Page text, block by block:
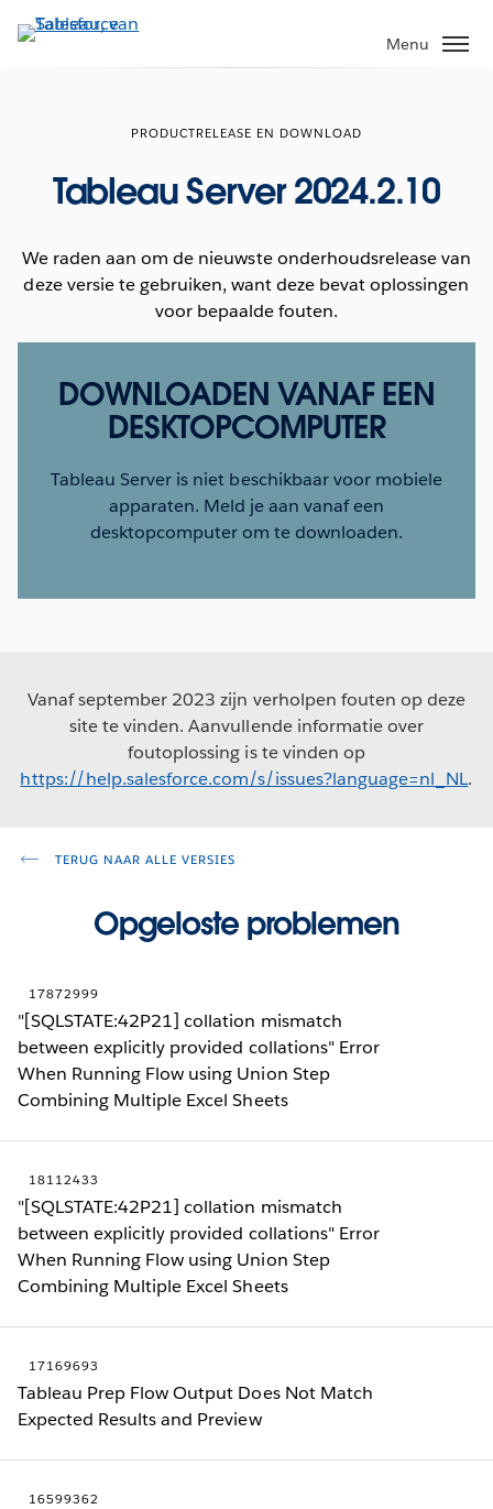
Verder
naar
Menu
PRODUCTRELEASE EN DOWNLOAD
Tableau Server 2024.2.10
We raden aan om de nieuwste onderhoudsrelease van
deze versie te gebruiken, want deze bevat oplossingen
voor bepaalde fouten.
DOWNLOADEN VANAF EEN
DESKTOPCOMPUTER
Tableau Server is niet beschikbaar voor mobiele
apparaten. Meld je aan vanaf een
desktopcomputer om te downloaden.
Vanaf september 2023 zijn verholpen fouten op deze
site te vinden. Aanvullende informatie over
foutoplossing is te vinden op
https://help.salesforce.com/s/issues?language=nl_NL.
TERUG NAAR ALLE VERSIES
Opgeloste problemen
17872999
"[SQLSTATE:42P21] collation mismatch
between explicitly provided collations" Error
When Running Flow using Union Step
Combining Multiple Excel Sheets
18112433
"[SQLSTATE:42P21] collation mismatch
between explicitly provided collations" Error
When Running Flow using Union Step
Combining Multiple Excel Sheets
17169693
Tableau Prep Flow Output Does Not Match
Expected Results and Preview
16599362